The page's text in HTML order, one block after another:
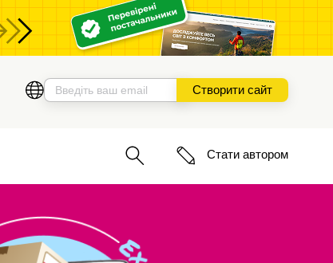
Створити сайт
Стати автором